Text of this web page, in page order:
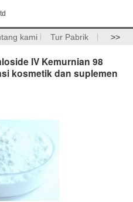
kami Tur Pabrik >>
IV Kemurnian 98
kosmetik dan suplemen